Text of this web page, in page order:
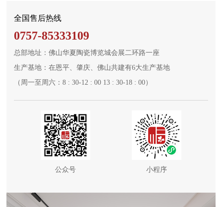
全国售后热线
0757-85333109
总部地址：佛山华夏陶瓷博览城会展二环路一座
生产基地：在恩平、肇庆、佛山共建有6大生产基地
（周一至周六：8 : 30-12 : 00 13 : 30-18 : 00）
公众号 小程序